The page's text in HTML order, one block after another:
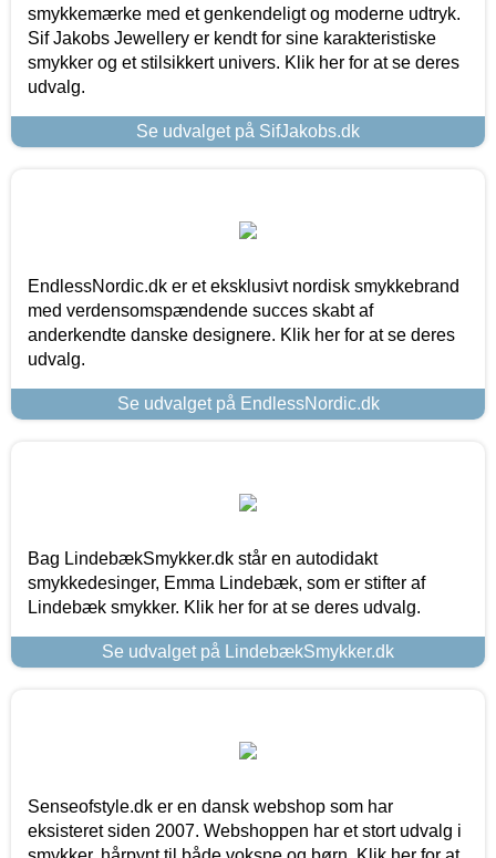
smykkemærke med et genkendeligt og moderne udtryk.
Sif Jakobs Jewellery er kendt for sine karakteristiske
smykker og et stilsikkert univers. Klik her for at se deres
udvalg.
Se udvalget på SifJakobs.dk
EndlessNordic.dk er et eksklusivt nordisk smykkebrand
med verdensomspændende succes skabt af
anderkendte danske designere. Klik her for at se deres
udvalg.
Se udvalget på EndlessNordic.dk
Bag LindebækSmykker.dk står en autodidakt
smykkedesinger, Emma Lindebæk, som er stifter af
Lindebæk smykker. Klik her for at se deres udvalg.
Se udvalget på LindebækSmykker.dk
Senseofstyle.dk er en dansk webshop som har
eksisteret siden 2007. Webshoppen har et stort udvalg i